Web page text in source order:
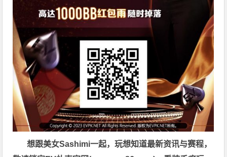
想跟美女Sashimi一起，玩想知道最新资讯与赛程，